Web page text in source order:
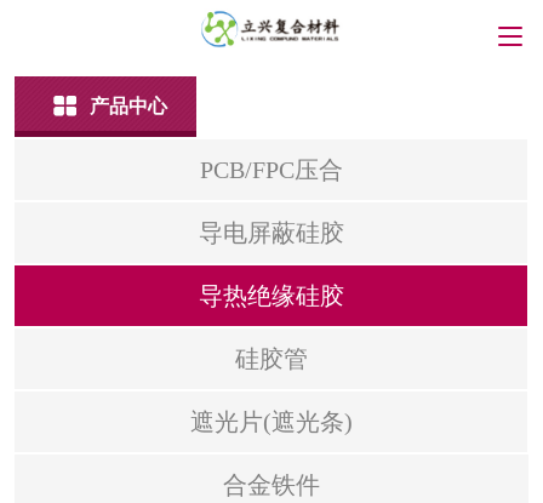
产品中心
PCB/FPC压合
导电屏蔽硅胶
导热绝缘硅胶
硅胶管
遮光片(遮光条)
合金铁件